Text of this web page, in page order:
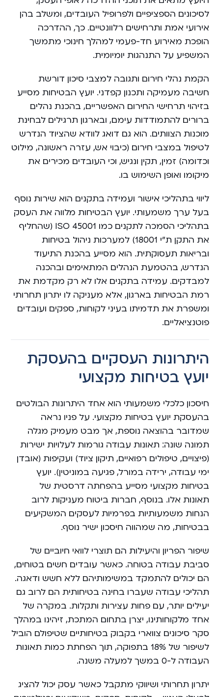
לסיכונים הספציפיים ולפרופיל העובדים, ומשלב בהן
אירועי אמת ותרחישים רלוונטיים. כך, ההדרכה
הופכת מאירוע חד-פעמי למהלך חינוכי מתמשך
המשפיע על התנהגות יומיומית.
הקמת נהלי חירום ותגובה למצבי סיכון דורשת
חשיבה מעמיקה ותכנון קפדני. יועץ הבטיחות מסייע
בזיהוי תרחישי החירום האפשריים, בהכנת נהלים
ברורים להתמודדות עימם, ובארגון תרגילים לבחינת
מוכנות הצוותים. הוא גם דואג לוודא שהציוד הנדרש
לטיפול במצבי חירום (כיבוי אש, עזרה ראשונה, מילוט
וכדומה) זמין, תקין ונגיש, וכי העובדים מכירים את
מיקומו ואופן השימוש בו.
ליווי בתהליכי אישור ועמידה בתקנים הוא שירות נוסף
בעל ערך משמעותי. יועץ הבטיחות מלווה את העסק
בתהליכי הסמכה לתקנים כמו ISO 45001 (שהחליף
את התקן ת”י 18001) למערכות ניהול בטיחות
ובריאות תעסוקתית. הוא מסייע בהכנת התיעוד
הנדרש, בהטמעת הנהלים המתאימים ובהכנה
למבדקים. עמידה בתקנים אלו לא רק מקדמת את
רמת הבטיחות בארגון, אלא מעניקה לו יתרון תחרותי
ומשפרת את תדמיתו בעיני לקוחות, ספקים ועובדים
פוטנציאליים.
היתרונות העסקיים בהעסקת
יועץ בטיחות מקצועי
חיסכון כלכלי משמעותי הוא אחד היתרונות הבולטים
בהעסקת יועץ בטיחות מקצועי. על פניו נראה
שמדובר בהוצאה נוספת, אך מבט מעמיק מגלה
תמונה שונה: תאונות עבודה גורמות לעלויות ישירות
(פיצויים, טיפולים רפואיים, תיקון ציוד) ועקיפות (אובדן
ימי עבודה, ירידה במורל, פגיעה במוניטין). יועץ
בטיחות מקצועי מסייע בהפחתה דרסטית של
תאונות אלו. בנוסף, חברות ביטוח מעניקות לרוב
הנחות משמעותיות בפרמיות לעסקים המשקיעים
בבטיחות, מה שמהווה חיסכון ישיר נוסף.
שיפור הפריון והיעילות הם תוצרי לוואי חיוביים של
סביבת עבודה בטוחה. כאשר עובדים חשים בטוחים,
הם יכולים להתמקד במשימותיהם ללא חשש ודאגה.
תהליכי עבודה שעברו בחינה בטיחותית הם לרוב גם
יעילים יותר, עם פחות עצירות ותקלות. במקרה של
אחד מלקוחותינו, יצרן בתחום המתכת, זיהינו במהלך
סקר סיכונים צווארי בקבוק בטיחותיים שטיפולם הוביל
לשיפור של 18% בתפוקה, תוך הפחתת כמות תאונות
העבודה ל-0 במשך למעלה משנה.
יתרון תחרותי ושיווקי מתקבל כאשר עסק יכול להציג